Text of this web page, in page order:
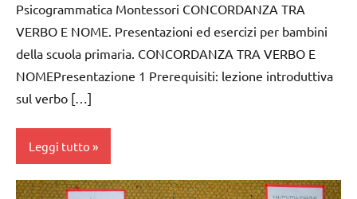
GUIDA
DIDATTICA
MONTESSORI
italiano
LINGUAGGIO
MONTESSORI
materiale
classe
1a
classe
2a
3a
dai
6
Psicogrammatica Montessori CONCORDANZA TRA
VERBO E NOME. Presentazioni ed esercizi per bambini
della scuola primaria. CONCORDANZA TRA VERBO E
NOMEPresentazione 1 Prerequisiti: lezione introduttiva
sul verbo […]
Leggi tutto
analisi